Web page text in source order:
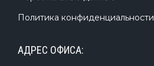
Политика конфиденциальности
АДРЕС ОФИСА: